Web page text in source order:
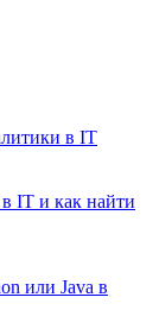
в IT
IT и как найти
или Java в